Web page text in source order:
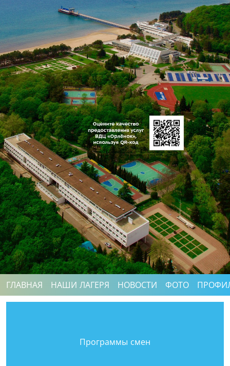
ГЛАВНАЯ НАШИ ЛАГЕРЯ НОВОСТИ ФОТО
Программы смен